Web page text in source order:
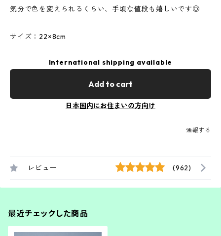
気分で色を変えられるくらい、手頃な値段も嬉しいです◎
サイズ：22×8cm
International shipping available
Add to cart
日本国内にお住まいの方向け
通報する
レビュー (962)
最近チェックした商品